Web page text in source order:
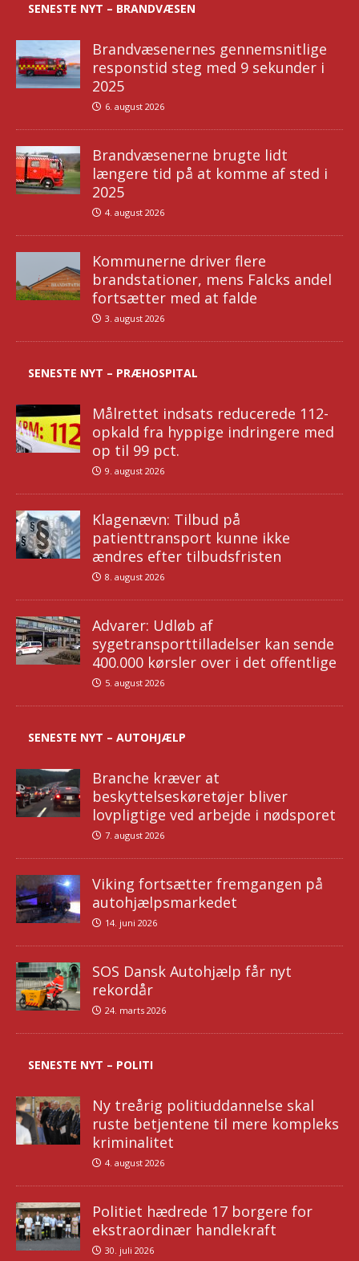
SENESTE NYT – BRANDVÆSEN
Brandvæsenernes gennemsnitlige
responstid steg med 9 sekunder i
2025
6. august 2026
Brandvæsenerne brugte lidt
længere tid på at komme af sted i
2025
4. august 2026
Kommunerne driver flere
brandstationer, mens Falcks andel
fortsætter med at falde
3. august 2026
SENESTE NYT – PRÆHOSPITAL
Målrettet indsats reducerede 112-
opkald fra hyppige indringere med
op til 99 pct.
9. august 2026
Klagenævn: Tilbud på
patienttransport kunne ikke
ændres efter tilbudsfristen
8. august 2026
Advarer: Udløb af
sygetransporttilladelser kan sende
400.000 kørsler over i det offentlige
5. august 2026
SENESTE NYT – AUTOHJÆLP
Branche kræver at
beskyttelseskøretøjer bliver
lovpligtige ved arbejde i nødsporet
7. august 2026
Viking fortsætter fremgangen på
autohjælpsmarkedet
14. juni 2026
SOS Dansk Autohjælp får nyt
rekordår
24. marts 2026
SENESTE NYT – POLITI
Ny treårig politiuddannelse skal
ruste betjentene til mere kompleks
kriminalitet
4. august 2026
Politiet hædrede 17 borgere for
ekstraordinær handlekraft
30. juli 2026